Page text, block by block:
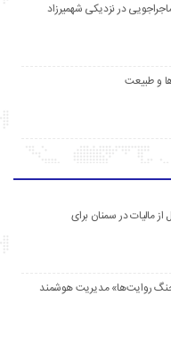
در نزدیکی شهمیرزاد
و طبیعت
ریال از مالیات در سمنان برای
روایت‌ها» مدیریت هوشمند